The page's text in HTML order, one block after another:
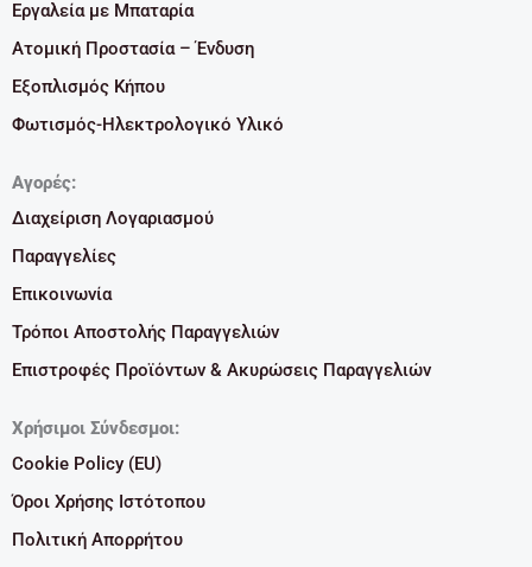
Εργαλεία με Μπαταρία
Ατομική Προστασία – Ένδυση
Εξοπλισμός Κήπου
Φωτισμός-Ηλεκτρολογικό Υλικό
Αγορές:
Διαχείριση Λογαριασμού
Παραγγελίες
Επικοινωνία
Τρόποι Αποστολής Παραγγελιών
Επιστροφές Προϊόντων & Ακυρώσεις Παραγγελιών
Χρήσιμοι Σύνδεσμοι:
Cookie Policy (EU)
Όροι Χρήσης Ιστότοπου
Πολιτική Απορρήτου